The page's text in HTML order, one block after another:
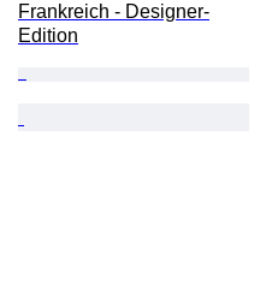
Frankreich - Designer-
Edition